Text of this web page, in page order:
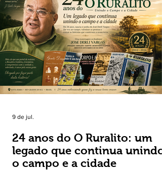
24 anos do O Ruralito: um
legado que continua unindo
o campo e a cidade
9 de jul.